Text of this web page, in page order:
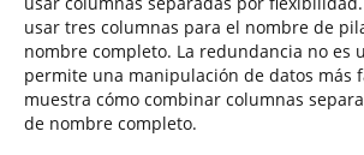
usar tres columnas para el nombre de
nombre completo. La redundancia no es
permite una manipulación de datos más
muestra cómo combinar columnas
de nombre completo.